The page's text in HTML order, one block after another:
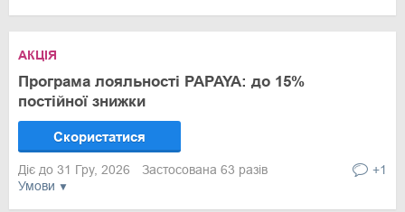
Умови
АКЦІЯ
Програма лояльності PAPAYA: до 15%
постійної знижки
Скористатися
Діє до 31 Гру, 2026 Застосована 63 разів +1